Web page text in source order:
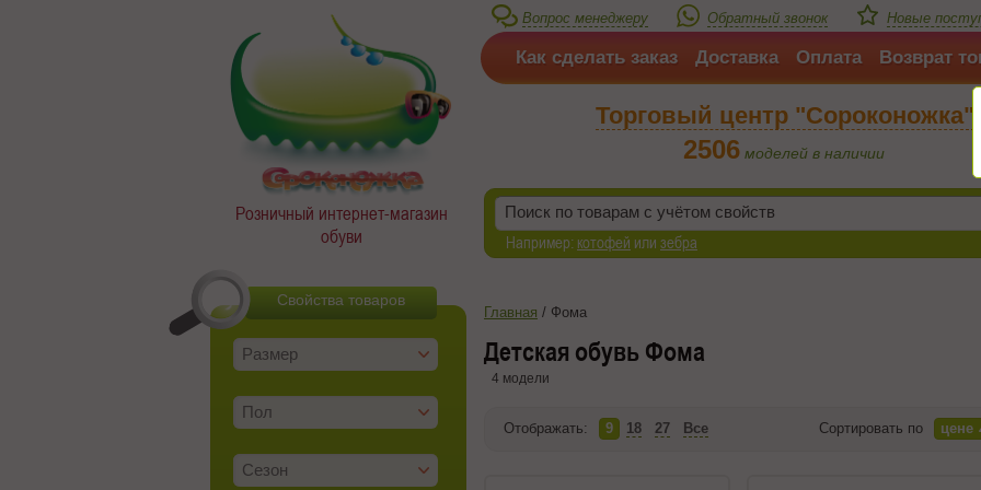
Розничный интернет-магазин
обуви
Например:котофей илизебра
Вопрос менеджеру Обратный звонок Новые
Как сделать заказ Доставка Оплата Возврат
Торговый центр "Сороконожка"
2506 моделей в наличии
Размер
Пол
Сезон
Свойства товаров
Главная / Фома
Детская обувь Фома
4 модели
Отображать: 9 18 27 Все Сортировать по цене